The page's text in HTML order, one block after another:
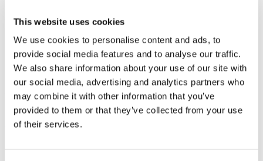
This website uses cookies
We use cookies to personalise content and ads, to
provide social media features and to analyse our traffic.
We also share information about your use of our site with
our social media, advertising and analytics partners who
may combine it with other information that you’ve
provided to them or that they’ve collected from your use
of their services.
sede Confindustria Firenze
A seguito della recente pubblicazione in G.U. del decreto Tax Credit
ristrutturazione, che completa gli interventi pubblici a favore del
settore alberghiero, Associazione Italiana Confindustria Alberghi
organizza, per tutto il settore dell'hotellerie l'evento Ristrutturazione
e Digitalizzazione a portata di Bonus. I Tax Credit: come
funzionano e quali le opportunità per le aziende alberghiere.
Leggi tutto...